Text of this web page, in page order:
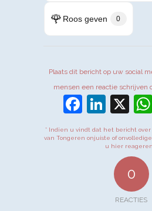
🌹 Roos geven 0
Plaats dit bericht op uw social
mensen een reactie schrijven
X
* Indien u vindt dat het bericht
van Tongeren onjuiste of
u hier
0
REACTIES